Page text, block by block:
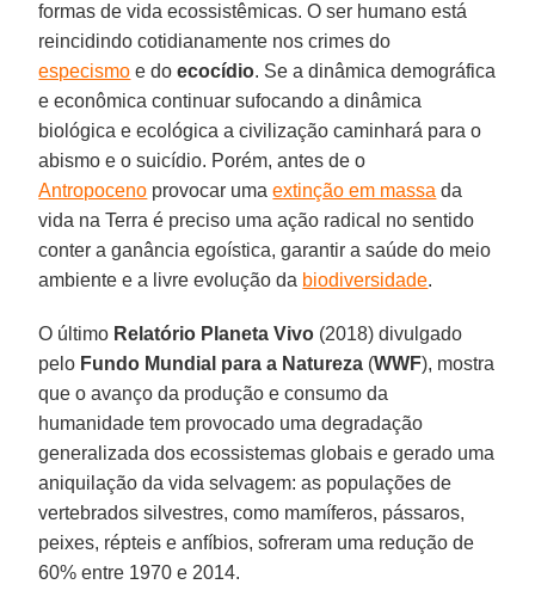
formas de vida ecossistêmicas. O ser humano está
reincidindo cotidianamente nos crimes do
especismo e doecocídio. Se a dinâmica demográfica
e econômica continuar sufocando a dinâmica
biológica e ecológica a civilização caminhará para o
abismo e o suicídio. Porém, antes de o
Antropoceno provocar umaextinção em massa da
vida na Terra é preciso uma ação radical no sentido
conter a ganância egoística, garantir a saúde do meio
ambiente e a livre evolução da biodiversidade.
O último Relatório Planeta Vivo (2018) divulgado
pelo Fundo Mundial para a Natureza (WWF), mostra
que o avanço da produção e consumo da
humanidade tem provocado uma degradação
generalizada dos ecossistemas globais e gerado uma
aniquilação da vida selvagem: as populações de
vertebrados silvestres, como mamíferos, pássaros,
peixes, répteis e anfíbios, sofreram uma redução de
60% entre 1970 e 2014.